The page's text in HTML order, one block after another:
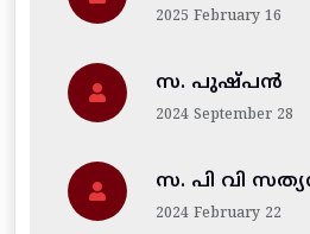
2025 February 16
സ. പുഷ്പൻ
2024 September 28
സ. പി വി
2024 February 22